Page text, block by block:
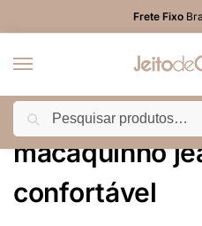
Frete Fixo
Início Produtos marcados com a
macaquinho
confortável